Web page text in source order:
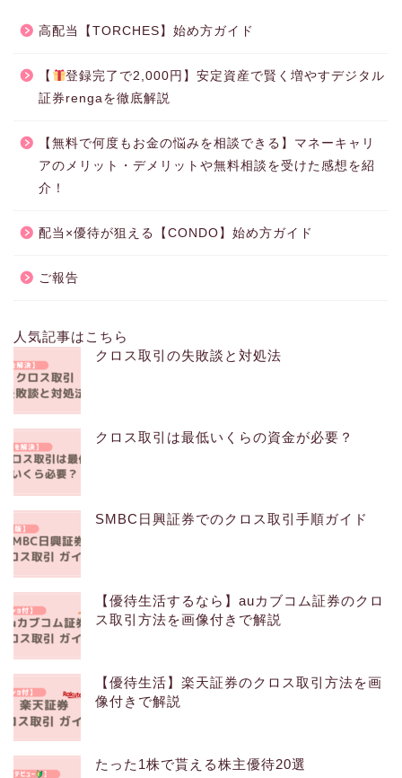
高配当【TORCHES】始め方ガイド
【
登録完了で2,000円】安定資産で賢く増やすデジタル
証券rengaを徹底解説
【無料で何度もお金の悩みを相談できる】マネーキャリ
アのメリット・デメリットや無料相談を受けた感想を紹
介！
配当×優待が狙える【CONDO】始め方ガイド
ご報告
人気記事はこちら
クロス取引の失敗談と対処法
クロス取引は最低いくらの資金が必要？
SMBC日興証券でのクロス取引手順ガイド
【優待生活するなら】auカブコム証券のクロ
ス取引方法を画像付きで解説
【優待生活】楽天証券のクロス取引方法を画
像付きで解説
たった1株で貰える株主優待20選